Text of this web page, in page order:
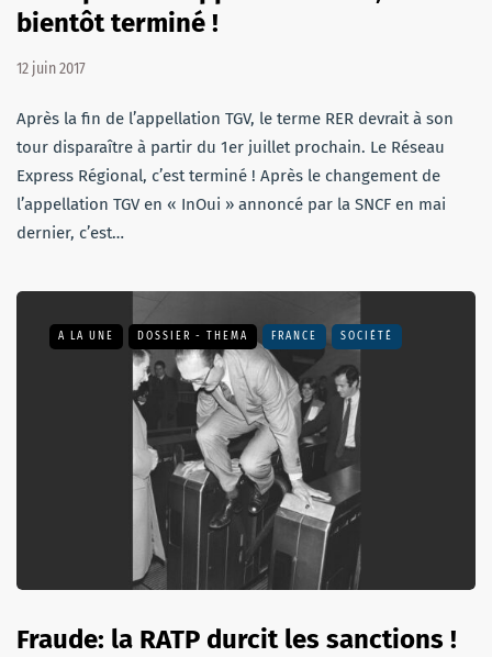
bientôt terminé !
12 juin 2017
Après la fin de l’appellation TGV, le terme RER devrait à son
tour disparaître à partir du 1er juillet prochain. Le Réseau
Express Régional, c’est terminé ! Après le changement de
l’appellation TGV en « InOui » annoncé par la SNCF en mai
dernier, c’est…
A LA UNE DOSSIER - THEMA FRANCE SOCIÉTÉ
Fraude: la RATP durcit les sanctions !